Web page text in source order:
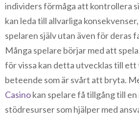
individers förmåga att kontrollera
kan leda till allvarliga
spelaren själv utan även för deras
Många spelare börjar med att
för vissa kan detta utvecklas till ett
beteende som är svårt att bryta.
Casinokan spelare få tillgång till en
stödresurser som hjälper med